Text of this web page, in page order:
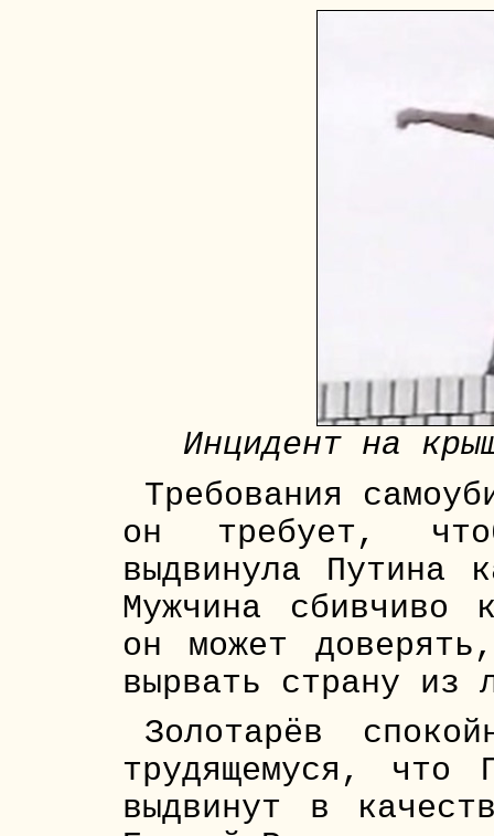
Инцидент на
Требования
он требует,
выдвинула Путина
Мужчина сбивчиво
он может
вырвать страну из
Золотарёв
трудящемуся, что
выдвинут в